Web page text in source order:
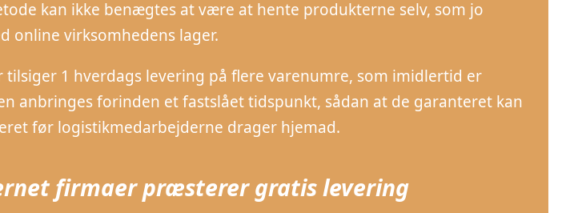
kan ikke benægtes at være at hente produkterne selv, som jo
online virksomhedens lager.
1 hverdags levering på flere varenumre, som imidlertid er
anbringes forinden et fastslået tidspunkt, sådan at de garanteret kan
før logistikmedarbejderne drager hjemad.
firmaer præsterer gratis levering